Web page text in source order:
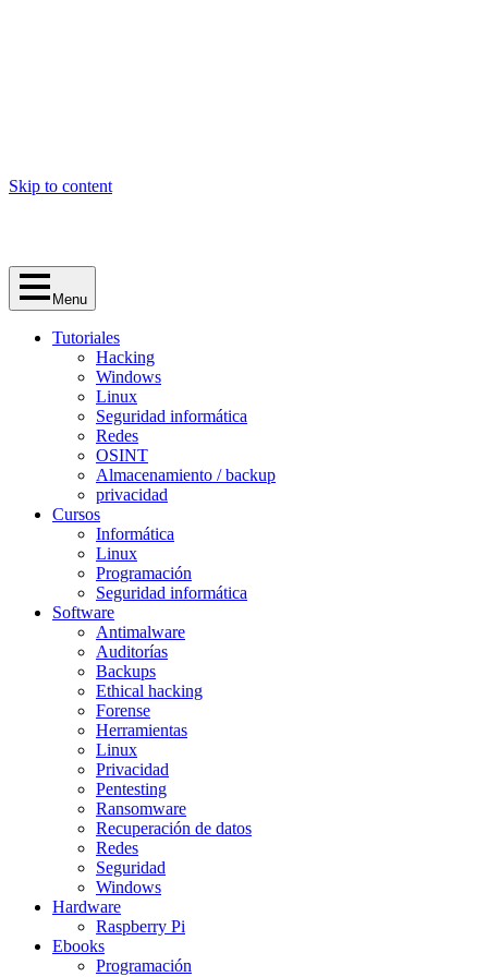
Skip to content
Menu
Tutoriales
Hacking
Windows
Linux
Seguridad informática
Redes
OSINT
Almacenamiento / backup
privacidad
Cursos
Informática
Linux
Programación
Seguridad informática
Software
Antimalware
Auditorías
Backups
Ethical hacking
Forense
Herramientas
Linux
Privacidad
Pentesting
Ransomware
Recuperación de datos
Redes
Seguridad
Windows
Hardware
Raspberry Pi
Ebooks
Programación